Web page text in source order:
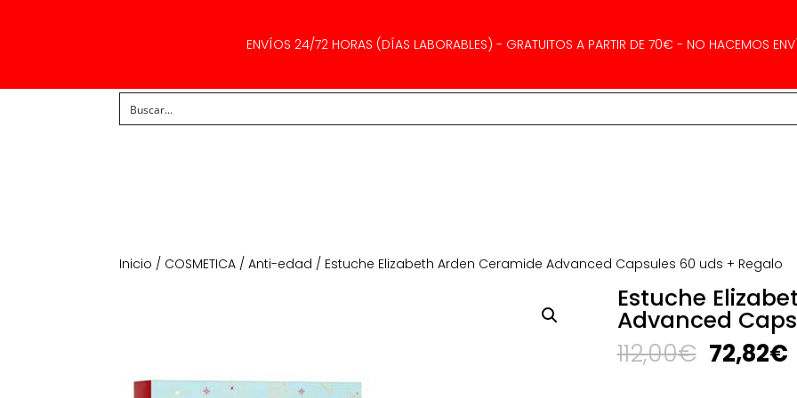
ENVÍOS 24/72 HORAS (DÍAS LABORABLES) - GRATUITOS A PARTIR DE 70€ - NO HACEMOS
Inicio / COSMETICA /Anti-edad / Estuche Elizabeth Arden Ceramide Advanced Capsules 60 uds + Regalo
Estuche
Advanced
112,00€ El
precio
72,82€El